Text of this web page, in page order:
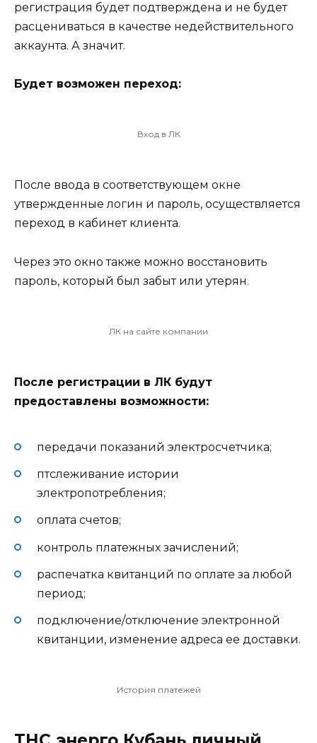
регистрация будет подтверждена и не будет
расцениваться в качестве недействительного
аккаунта. А значит.
Будет возможен переход:
Вход в ЛК
После ввода в соответствующем окне
утвержденные логин и пароль, осуществляется
переход в кабинет клиента.
Через это окно также можно восстановить
пароль, который был забыт или утерян.
ЛК на сайте компании
После регистрации в ЛК будут
предоставлены возможности:
передачи показаний электросчетчика;
птслеживание истории
электропотребления;
оплата счетов;
контроль платежных зачислений;
распечатка квитанций по оплате за любой
период;
подключение/отключение электронной
квитанции, изменение адреса ее доставки.
История платежей